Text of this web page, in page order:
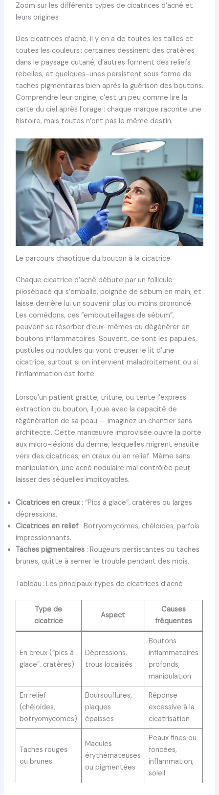
Zoom sur les différents types de cicatrices d’acné et
leurs origines
Des cicatrices d’acné, il y en a de toutes les tailles et
toutes les couleurs : certaines dessinent des cratères
dans le paysage cutané, d’autres forment des reliefs
rebelles, et quelques-unes persistent sous forme de
taches pigmentaires bien après la guérison des boutons.
Comprendre leur origine, c’est un peu comme lire la
carte du ciel après l’orage : chaque marque raconte une
histoire, mais toutes n’ont pas le même destin.
Le parcours chaotique du bouton à la cicatrice
Chaque cicatrice d’acné débute par un follicule
pilosébacé qui s’emballe, poignée de sébum en main, et
laisse derrière lui un souvenir plus ou moins prononcé.
Les comédons, ces “embouteillages de sébum”,
peuvent se résorber d’eux-mêmes ou dégénérer en
boutons inflammatoires. Souvent, ce sont les papules,
pustules ou nodules qui vont creuser le lit d’une
cicatrice, surtout si on intervient maladroitement ou si
l’inflammation est forte.
Lorsqu’un patient gratte, triture, ou tente l’express
extraction du bouton, il joue avec la capacité de
régénération de sa peau — imaginez un chantier sans
architecte. Cette manœuvre improvisée ouvre la porte
aux micro-lésions du derme, lesquelles migrent ensuite
vers des cicatrices, en creux ou en relief. Même sans
manipulation, une acné nodulaire mal contrôlée peut
laisser des séquelles impitoyables.
Cicatrices en creux: “Pics à glace”, cratères ou larges
dépressions.
Cicatrices en relief: Botryomycomes, chéloïdes, parfois
impressionnants.
Taches pigmentaires: Rougeurs persistantes ou taches
brunes, quitte à semer le trouble pendant des mois.
Tableau : Les principaux types de cicatrices d’acné
Type de
cicatrice
Aspect
Causes
fréquentes
En creux (“pics à
glace”, cratères)
Dépressions,
trous localisés
Boutons
inflammatoires
profonds,
manipulation
En relief
(chéloïdes,
botryomycomes)
Boursouflures,
plaques
épaisses
Réponse
excessive à la
cicatrisation
Taches rouges
ou brunes
Macules
érythémateuses
ou pigmentées
Peaux fines ou
foncées,
inflammation,
soleil